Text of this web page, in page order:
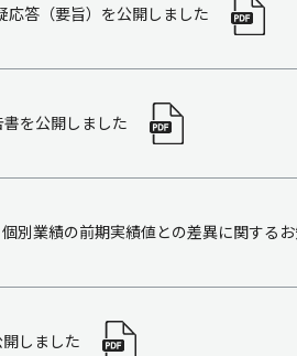
応答（要旨）を公開しました
を公開しました
別業績の前期実績値との差異に関する
しました